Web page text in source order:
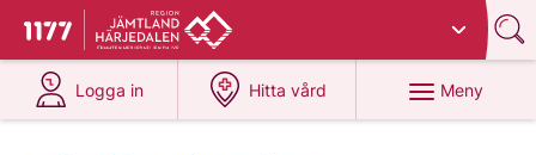
Till startsidan för 1177
Du har valt region
Logga in
på 1177.se
Hitta vård
på 1177.se
Meny